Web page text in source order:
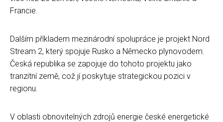
Francie.
Dalším příkladem mezinárodní spolupráce je projekt Nord
Stream 2, který spojuje Rusko a Německo plynovodem.
Česká republika se zapojuje do tohoto projektu jako
tranzitní země, což jí poskytuje strategickou pozici v
regionu.
V oblasti obnovitelných zdrojů energie české energetické